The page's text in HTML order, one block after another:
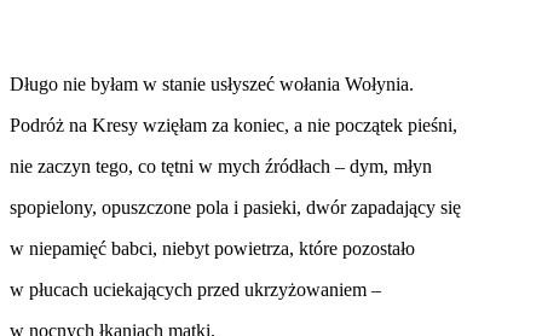
Długo nie byłam w stanie usłyszeć wołania Wołynia.
Podróż na Kresy wzięłam za koniec, a nie początek pieśni,
nie zaczyn tego, co tętni w mych źródłach – dym, młyn
spopielony, opuszczone pola i pasieki, dwór zapadający się
w niepamięć babci, niebyt powietrza, które pozostało
w płucach uciekających przed ukrzyżowaniem –
w nocnych łkaniach matki.